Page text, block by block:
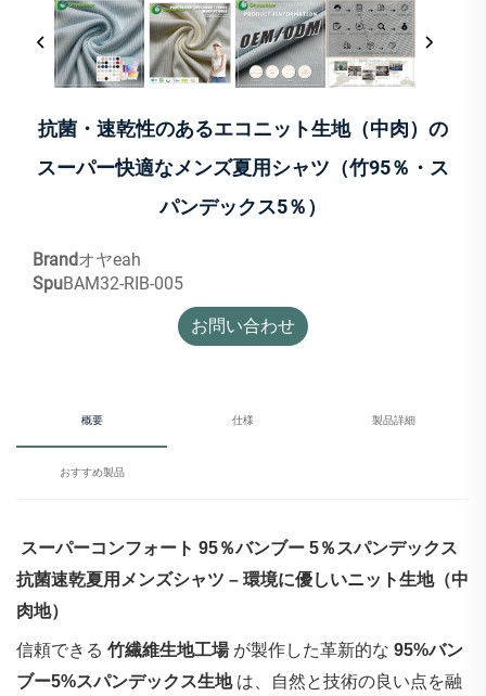
抗菌・速乾性のあるエコニット生地（中肉）の
スーパー快適なメンズ夏用シャツ（竹95％・ス
パンデックス5％）
Brandオヤeah
SpuBAM32-RIB-005
お問い合わせ
概要 仕様 製品詳細
おすすめ製品
スーパーコンフォート 95％バンブー 5％スパンデックス
抗菌速乾夏用メンズシャツ – 環境に優しいニット生地（中
肉地）
信頼できる 竹繊維生地工場 が製作した革新的な 95%バン
ブー5%スパンデックス生地 は、自然と技術の良い点を融